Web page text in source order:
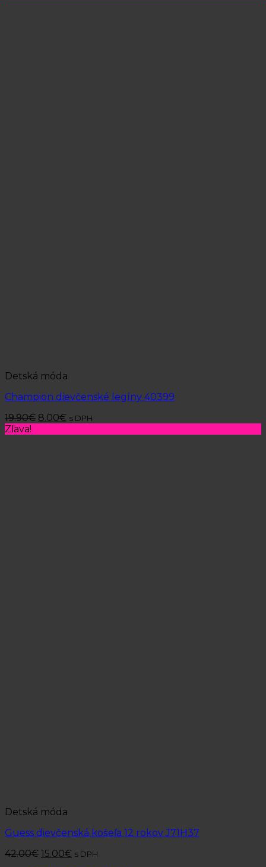
Detská móda
Champion dievčenské legíny 40399
19.90€ 8.00€ s DPH
Zľava!
Detská móda
Guess dievčenská košeľa 12 rokov J71H37
42.00€ 15.00€ s DPH